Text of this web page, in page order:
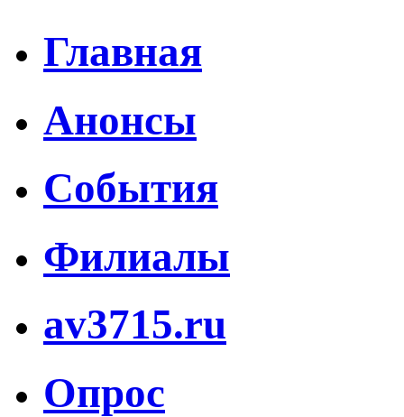
Главная
Анонсы
События
Филиалы
av3715.ru
Опрос